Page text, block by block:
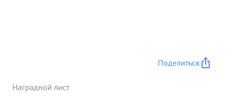
Поделиться
Наградной лист